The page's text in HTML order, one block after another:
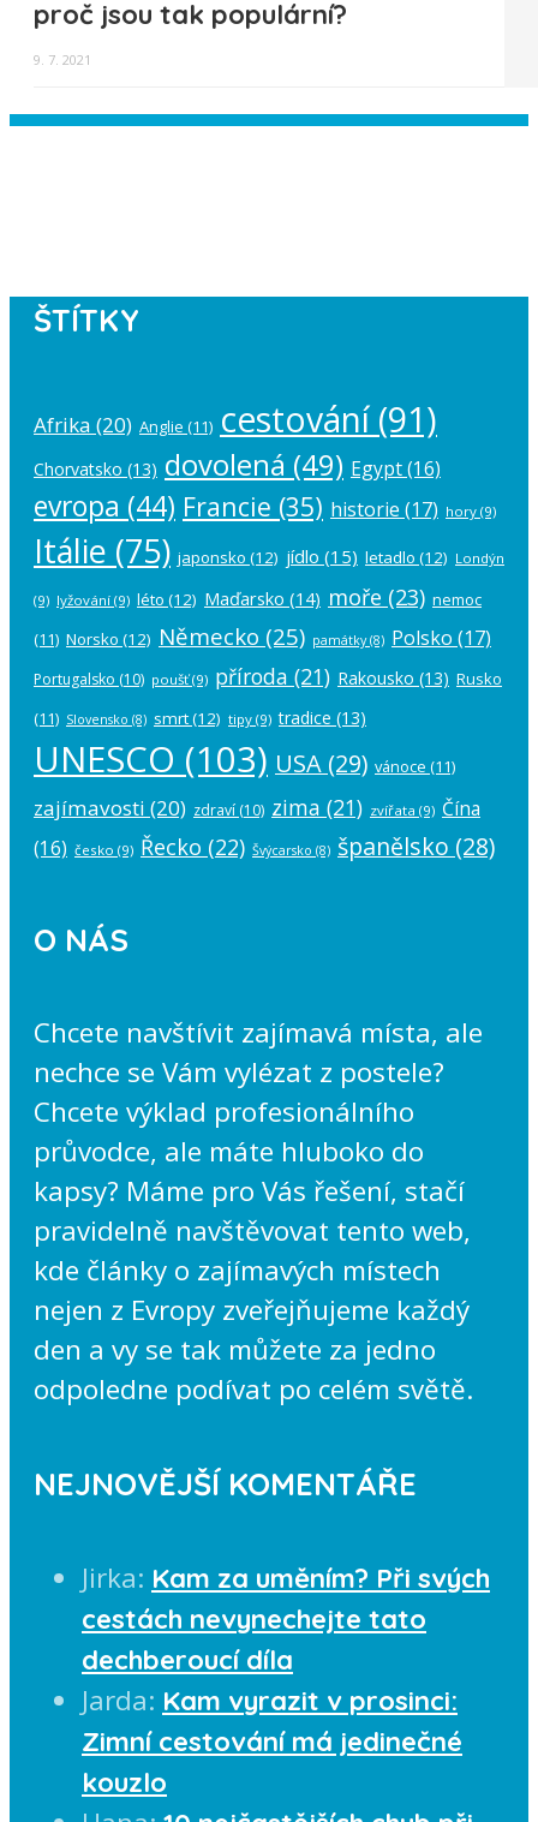
proč jsou tak populární?
9. 7. 2021
ŠTÍTKY
Afrika (20) Anglie (11) cestování(91)
Chorvatsko (13) dovolená (49) Egypt(16)
evropa (44) Francie (35) historie (17) hory (9)
Itálie (75) japonsko (12) jídlo (15) letadlo (12) Londýn
(9) lyžování (9) léto (12) Maďarsko (14) moře (23) nemoc
(11) Norsko (12) Německo (25) památky(8) Polsko (17)
Portugalsko (10) poušť(9) příroda (21) Rakousko (13) Rusko
(11) Slovensko (8) smrt(12) tipy (9) tradice (13)
UNESCO (103) USA (29) vánoce (11)
zajímavosti (20) zdraví (10) zima (21) zvířata (9) Čína
(16) česko (9) Řecko (22) Švýcarsko (8) španělsko (28)
O NÁS
Chcete navštívit zajímavá místa, ale
nechce se Vám vylézat z postele?
Chcete výklad profesionálního
průvodce, ale máte hluboko do
kapsy? Máme pro Vás řešení, stačí
pravidelně navštěvovat tento web,
kde články o zajímavých místech
nejen z Evropy zveřejňujeme každý
den a vy se tak můžete za jedno
odpoledne podívat po celém světě.
NEJNOVĚJŠÍ KOMENTÁŘE
Jirka: Kam za uměním? Při svých
cestách nevynechejte tato
dechberoucí díla
Jarda: Kam vyrazit v prosinci:
Zimní cestování má jedinečné
kouzlo